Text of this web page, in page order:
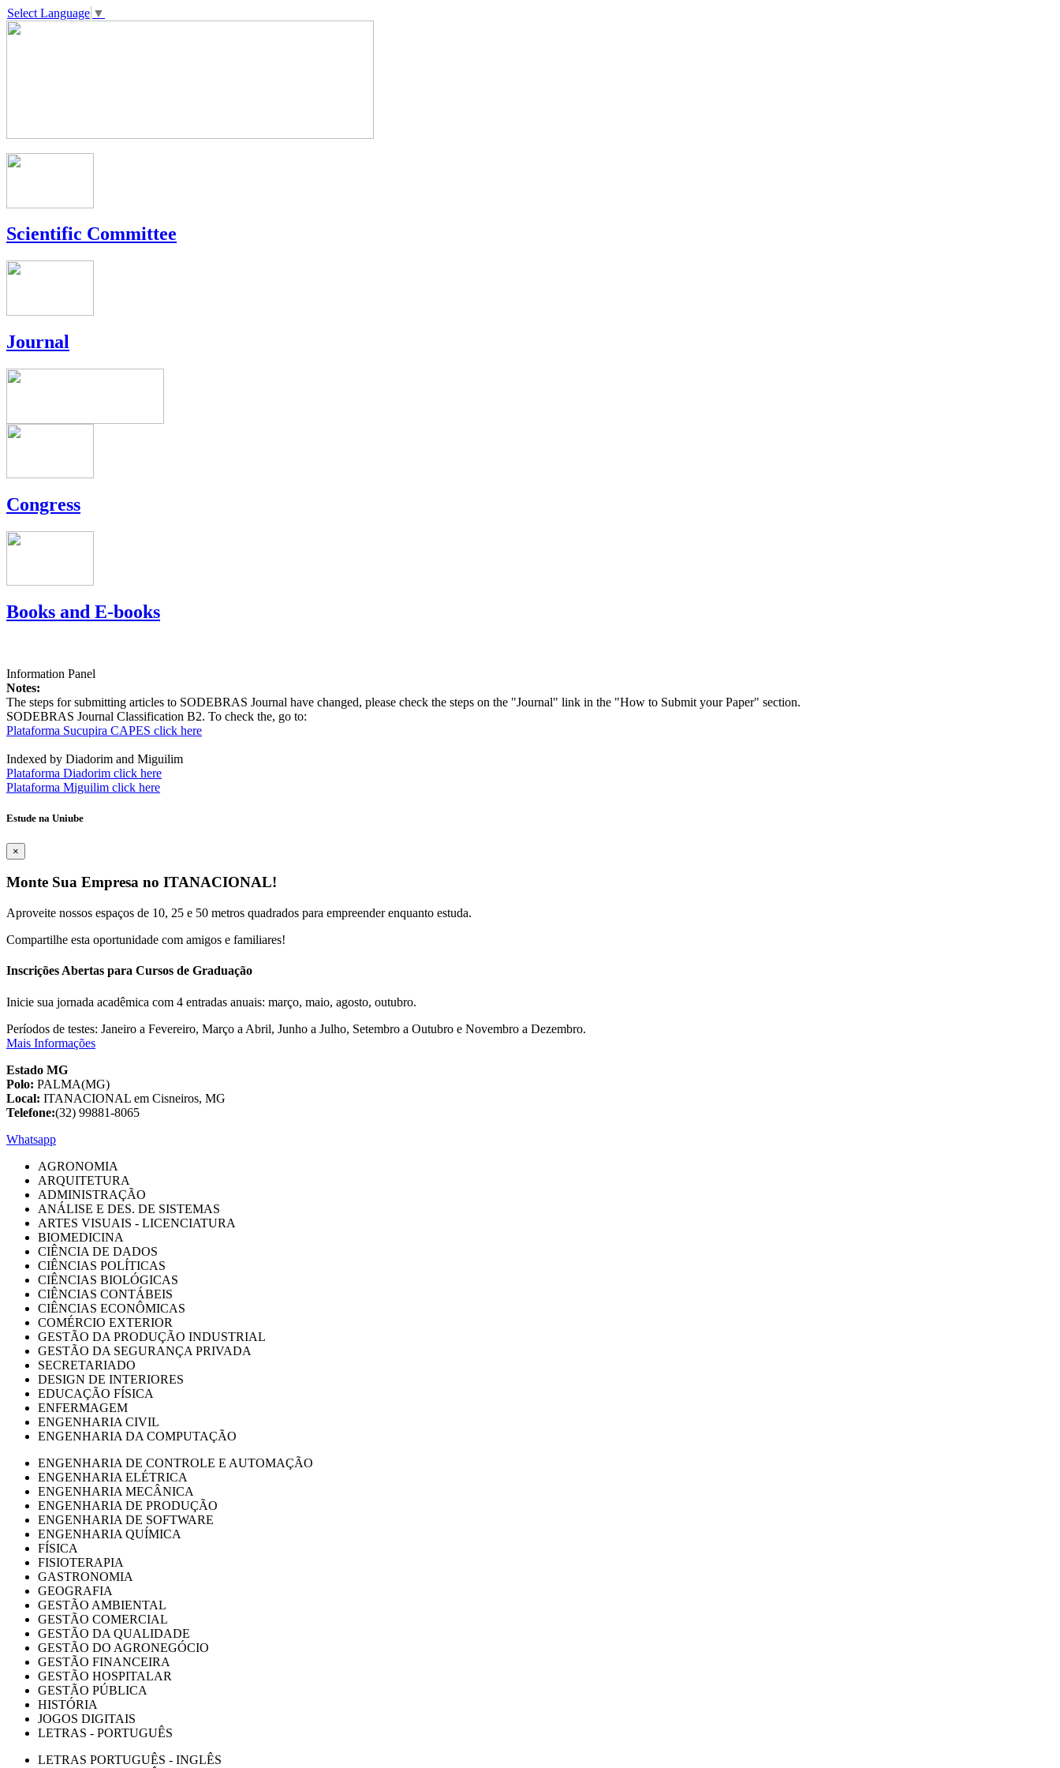
Select Language ▼
Scientific Committee
Journal
Congress
Books and E-books
Information Panel
Notes:
The steps for submitting articles to SODEBRAS Journal have changed, please check the steps on the "Journal" link in the "How to Submit your Paper" section.
SODEBRAS Journal Classification B2. To check the, go to:
Plataforma Sucupira CAPES click here
Indexed by Diadorim and Miguilim
Plataforma Diadorim click here
Plataforma Miguilim click here
Estude na Uniube
×
Monte Sua Empresa no ITANACIONAL!
Aproveite nossos espaços de 10, 25 e 50 metros quadrados para empreender enquanto estuda.
Compartilhe esta oportunidade com amigos e familiares!
Inscrições Abertas para Cursos de Graduação
Inicie sua jornada acadêmica com 4 entradas anuais: março, maio, agosto, outubro.
Períodos de testes: Janeiro a Fevereiro, Março a Abril, Junho a Julho, Setembro a Outubro e Novembro a Dezembro.
Mais Informações
Estado MG
Polo: PALMA(MG)
Local: ITANACIONAL em Cisneiros, MG
Telefone:(32) 99881-8065
Whatsapp
AGRONOMIA
ARQUITETURA
ADMINISTRAÇÃO
ANÁLISE E DES. DE SISTEMAS
ARTES VISUAIS - LICENCIATURA
BIOMEDICINA
CIÊNCIA DE DADOS
CIÊNCIAS POLÍTICAS
CIÊNCIAS BIOLÓGICAS
CIÊNCIAS CONTÁBEIS
CIÊNCIAS ECONÔMICAS
COMÉRCIO EXTERIOR
GESTÃO DA PRODUÇÃO INDUSTRIAL
GESTÃO DA SEGURANÇA PRIVADA
SECRETARIADO
DESIGN DE INTERIORES
EDUCAÇÃO FÍSICA
ENFERMAGEM
ENGENHARIA CIVIL
ENGENHARIA DA COMPUTAÇÃO
ENGENHARIA DE CONTROLE E AUTOMAÇÃO
ENGENHARIA ELÉTRICA
ENGENHARIA MECÂNICA
ENGENHARIA DE PRODUÇÃO
ENGENHARIA DE SOFTWARE
ENGENHARIA QUÍMICA
FÍSICA
FISIOTERAPIA
GASTRONOMIA
GEOGRAFIA
GESTÃO AMBIENTAL
GESTÃO COMERCIAL
GESTÃO DA QUALIDADE
GESTÃO DO AGRONEGÓCIO
GESTÃO FINANCEIRA
GESTÃO HOSPITALAR
GESTÃO PÚBLICA
HISTÓRIA
JOGOS DIGITAIS
LETRAS - PORTUGUÊS
LETRAS PORTUGUÊS - INGLÊS